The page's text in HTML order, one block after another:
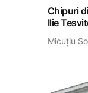
Chipuri
Ilie
Micuțiu